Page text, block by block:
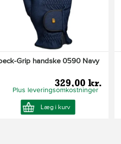
Grip handske 0590 Navy
329,00 kr.
Plus leveringsomkostninger
Læg i kurv